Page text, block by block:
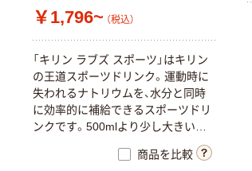
￥1,796~ （税込）
「キリン ラブズ スポーツ」はキリン
の王道スポーツドリンク。運動時に
失われるナトリウムを、水分と同時
に効率的に補給できるスポーツドリ
ンクです。500mlより少し大きい
555mlの中容量に大容量も。水分補
給 熱中症対策にもオススメ。ベルマ
商品を比較